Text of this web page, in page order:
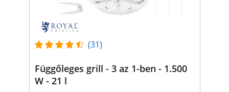
(31)
Függőleges grill - 3 az 1-ben - 1.500
W - 21 l